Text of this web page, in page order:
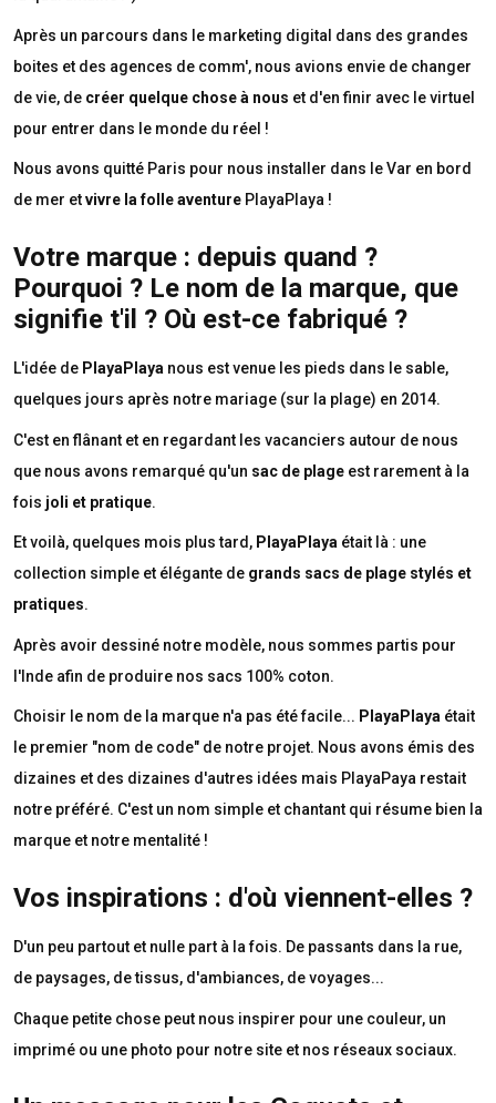
Après un parcours dans le marketing digital dans des grandes
boites et des agences de comm', nous avions envie de changer
de vie, de créer quelque chose à nous et d'en finir avec le virtuel
pour entrer dans le monde du réel !
Nous avons quitté Paris pour nous installer dans le Var en bord
de mer etvivre la folle aventure PlayaPlaya !
Votre marque : depuis quand ?
Pourquoi ? Le nom de la marque, que
signifie t'il ? Où est-ce fabriqué ?
L'idée de PlayaPlaya nous est venue les pieds dans le sable,
quelques jours après notre mariage (sur la plage) en 2014.
C'est en flânant et en regardant les vacanciers autour de nous
que nous avons remarqué qu'un sac de plage est rarement à la
fois joli et pratique.
Et voilà, quelques mois plus tard, PlayaPlaya était là : une
collection simple et élégante de grands sacs de plage stylés et
pratiques.
Après avoir dessiné notre modèle, nous sommes partis pour
l'Inde afin de produire nos sacs 100% coton.
Choisir le nom de la marque n'a pas été facile... PlayaPlaya était
le premier "nom de code" de notre projet. Nous avons émis des
dizaines et des dizaines d'autres idées mais PlayaPaya restait
notre préféré. C'est un nom simple et chantant qui résume bien la
marque et notre mentalité !
Vos inspirations : d'où viennent-elles ?
D'un peu partout et nulle part à la fois. De passants dans la rue,
de paysages, de tissus, d'ambiances, de voyages...
Chaque petite chose peut nous inspirer pour une couleur, un
imprimé ou une photo pour notre site et nos réseaux sociaux.